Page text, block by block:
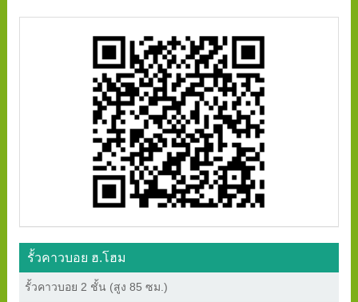
รั้วคาวบอย ฮ.โฮม
รั้วคาวบอย 2 ชั้น (สูง 85 ซม.)